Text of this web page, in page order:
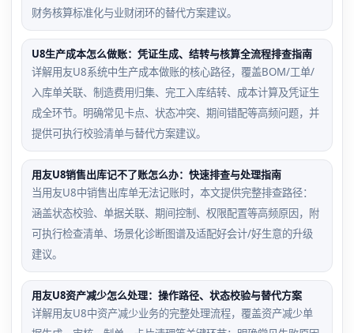
财务核算标准化与业财闭环的替代方案建议。
U8生产成本怎么做账：凭证生成、结转与核算全流程排查指南
详解用友U8系统中生产成本做账的核心路径，覆盖BOM/工单/
入库单关联、制造费用归集、完工入库结转、成本计算及凭证生
成全环节。明确常见卡点、状态冲突、期间错配等高频问题，并
提供可执行校验清单与替代方案建议。
用友U8销售出库记不了账怎么办：快速排查与处理指南
当用友U8中销售出库单无法记账时，本文提供完整排查路径：
涵盖状态校验、单据关联、期间控制、权限配置等高频原因，附
可执行检查清单、场景化诊断图谱及适配好会计/好生意的升级
建议。
用友U8资产减少怎么处理：操作路径、状态校验与替代方案
详解用友U8中资产减少业务的完整处理流程，覆盖资产减少单